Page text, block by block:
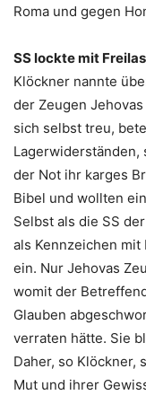
Roma und gegen
SS lockte mit
Klöckner nannte
der Zeugen
sich selbst treu,
der Not ihr karges
Bibel und wollten
Selbst als die SS
als Kennzeichen
ein. Nur Jehovas
womit der
Glauben
verraten hätte. Sie
Daher, so Klöckner,
Mut und ihrer